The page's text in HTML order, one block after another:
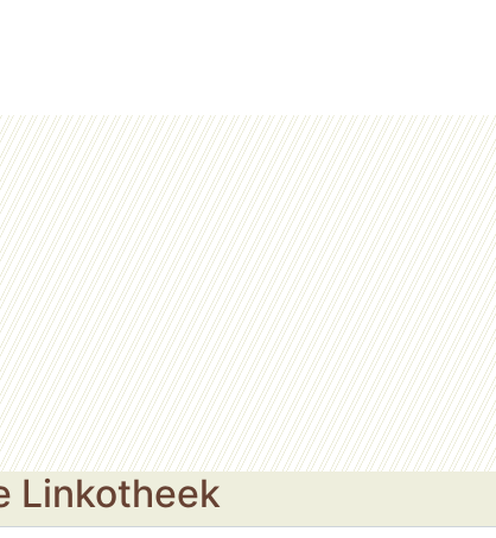
Linkotheek